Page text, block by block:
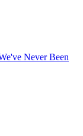
Never Been